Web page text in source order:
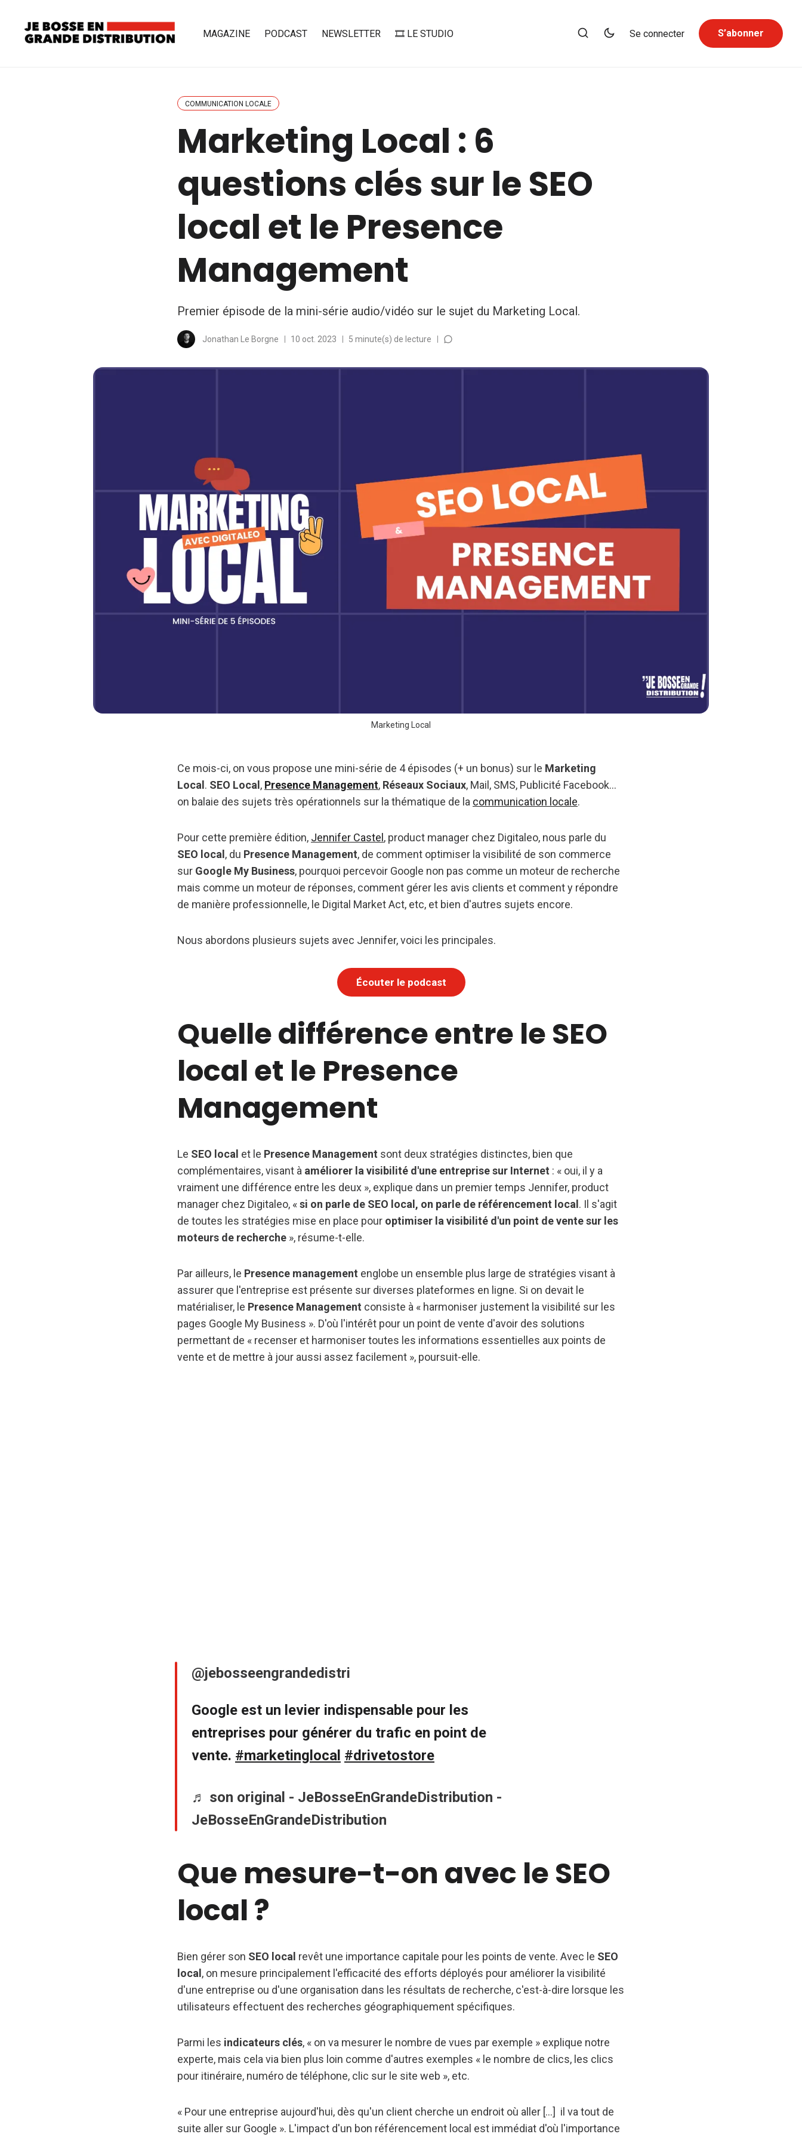
MAGAZINE PODCAST NEWSLETTER 🎞️ LE STUDIO Se connecter S’abonner
COMMUNICATION LOCALE
Marketing Local : 6
questions clés sur le SEO
local et le Presence
Management
Premier épisode de la mini-série audio/vidéo sur le sujet du Marketing Local.
Jonathan Le Borgne 10 oct. 2023 5 minute(s) de lecture
Marketing Local
Ce mois-ci, on vous propose une mini-série de 4 épisodes (+ un bonus) sur le Marketing
Local . SEO Local , Presence Management, Réseaux Sociaux, Mail, SMS, Publicité Facebook...
on balaie des sujets très opérationnels sur la thématique de la communication locale.
Pour cette première édition, Jennifer Castel , product manager chez Digitaleo, nous parle du
SEO local , du Presence Management, de comment optimiser la visibilité de son commerce
sur Google My Business, pourquoi percevoir Google non pas comme un moteur de recherche
mais comme un moteur de réponses, comment gérer les avis clients et comment y répondre
de manière professionnelle, le Digital Market Act, etc, et bien d'autres sujets encore.
Nous abordons plusieurs sujets avec Jennifer, voici les principales.
Écouter le podcast
Quelle différence entre le SEO
local et le Presence
Management
Le SEO local et le Presence Management sont deux stratégies distinctes, bien que
complémentaires, visant à améliorer la visibilité d'une entreprise sur Internet : « oui, il y a
vraiment une différence entre les deux », explique dans un premier temps Jennifer, product
manager chez Digitaleo, «si on parle de SEO local, on parle de référencement local . Il s'agit
de toutes les stratégies mise en place pour optimiser la visibilité d'un point de vente sur les
moteurs de recherche », résume-t-elle.
Par ailleurs, le Presence management englobe un ensemble plus large de stratégies visant à
assurer que l'entreprise est présente sur diverses plateformes en ligne. Si on devait le
matérialiser, le Presence Management consiste à « harmoniser justement la visibilité sur les
pages Google My Business ». D'où l'intérêt pour un point de vente d'avoir des solutions
permettant de « recenser et harmoniser toutes les informations essentielles aux points de
vente et de mettre à jour aussi assez facilement », poursuit-elle.
@jebosseengrandedistri
Google est un levier indispensable pour les
entreprises pour générer du trafic en point de
vente. #marketinglocal #drivetostore
♬ son original - JeBosseEnGrandeDistribution -
JeBosseEnGrandeDistribution
Que mesure-t-on avec le SEO
local ?
Bien gérer son SEO local revêt une importance capitale pour les points de vente. Avec le SEO
local , on mesure principalement l'efficacité des efforts déployés pour améliorer la visibilité
d'une entreprise ou d'une organisation dans les résultats de recherche, c'est-à-dire lorsque les
utilisateurs effectuent des recherches géographiquement spécifiques.
Parmi les indicateurs clés, « on va mesurer le nombre de vues par exemple » explique notre
experte, mais cela via bien plus loin comme d'autres exemples « le nombre de clics, les clics
pour itinéraire, numéro de téléphone, clic sur le site web », etc.
« Pour une entreprise aujourd'hui, dès qu'un client cherche un endroit où aller [...] il va tout de
suite aller sur Google ». L'impact d'un bon référencement local est immédiat d'où l'importance